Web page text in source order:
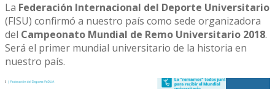
La Federación Internacional del Deporte Universitario
(FISU) confirmó a nuestro país como sede organizadora
del Campeonato Mundial de Remo Universitario 2018.
Será el primer mundial universitario de la historia en
nuestro país.